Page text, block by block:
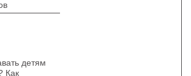
детям
Как